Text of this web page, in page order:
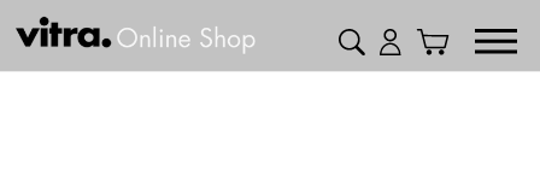
ン
テ
検索 ログインカート